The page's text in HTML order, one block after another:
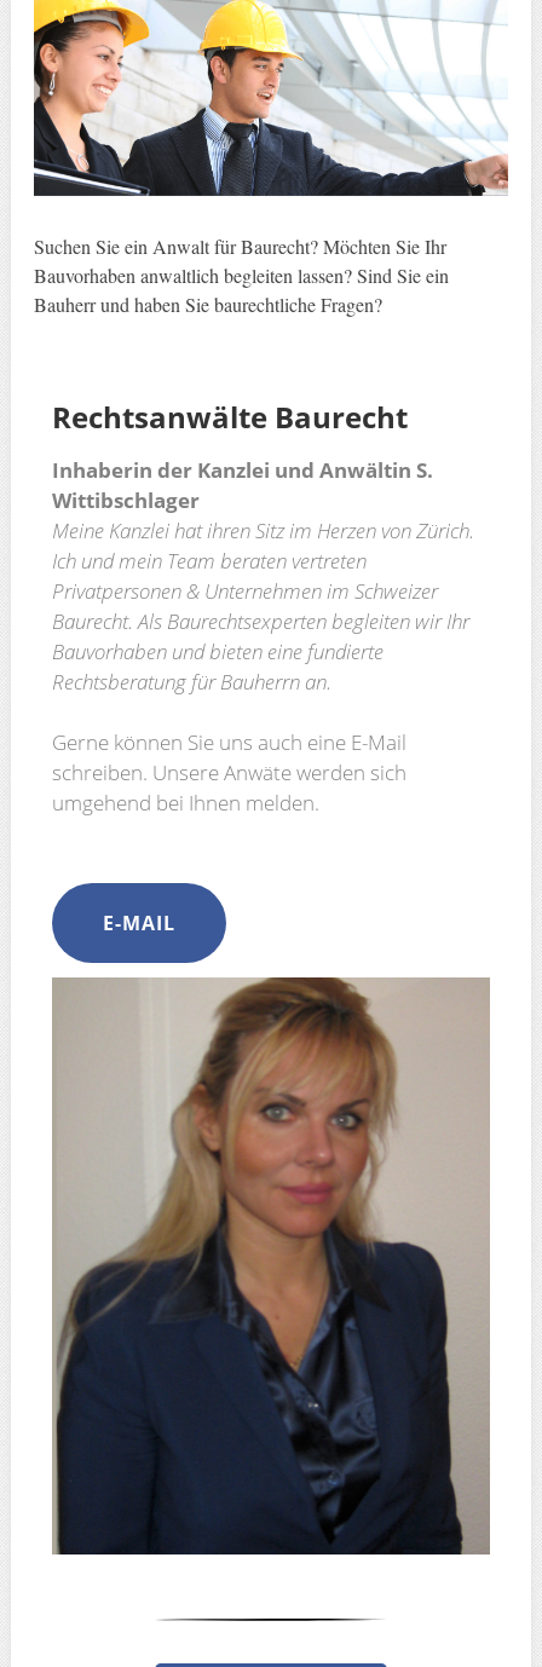
Suchen Sie ein Anwalt für Baurecht? Möchten Sie Ihr
Bauvorhaben anwaltlich begleiten lassen? Sind Sie ein
Bauherr und haben Sie baurechtliche Fragen?
RechtsanwälteBaurecht
Inhaberin der Kanzlei und Anwältin S.
Wittibschlager
Meine Kanzlei hat ihren Sitz im Herzen von Zürich.
Ich und mein Team beraten vertreten
Privatpersonen & Unternehmen im Schweizer
Baurecht. Als Baurechtsexperten begleiten wir Ihr
Bauvorhaben und bieten eine fundierte
Rechtsberatung für Bauherrn an.
Gerne können Sie uns auch eine E-Mail
schreiben. Unsere Anwäte werden sich
umgehend bei Ihnen melden.
E-MAIL